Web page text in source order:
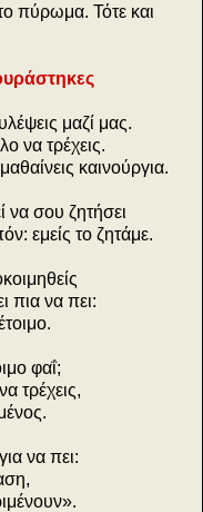
πύρωμα. Τότε και
μαζί μας.
να τρέχεις.
καινούργια.
να σου ζητήσει
εμείς το ζητάμε.
πια να πει:
φαΐ;
τρέχεις,
να πει: